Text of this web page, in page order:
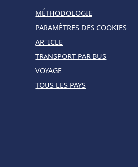
MÉTHODOLOGIE
PARAMÈTRES DES COOKIES
ARTICLE
TRANSPORT PAR BUS
VOYAGE
TOUS LES PAYS